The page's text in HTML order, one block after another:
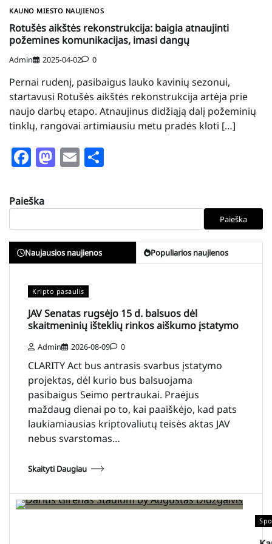
KAUNO MIESTO NAUJIENOS
Rotušės aikštės rekonstrukcija: baigia atnaujinti
požemines komunikacijas, imasi dangų
Admin 2025-04-02 0
Pernai rudenį, pasibaigus lauko kavinių sezonui,
startavusi Rotušės aikštės rekonstrukcija artėja prie
naujo darbų etapo. Atnaujinus didžiąją dalį požeminių
tinklų, rangovai artimiausiu metu pradės kloti […]
Facebook
Mastodon
Email
Paieška
Paieška
Naujausios naujienos Populiarios naujienos
Kripto pasaulis
JAV Senatas rugsėjo 15 d. balsuos dėl
skaitmeninių išteklių rinkos aiškumo įstatymo
Admin 2026-08-09 0
CLARITY Act bus antrasis svarbus įstatymo
projektas, dėl kurio bus balsuojama
pasibaigus Seimo pertraukai. Praėjus
maždaug dienai po to, kai paaiškėjo, kad pats
laukiamiausias kriptovaliutų teisės aktas JAV
nebus svarstomas…
Skaityti Daugiau